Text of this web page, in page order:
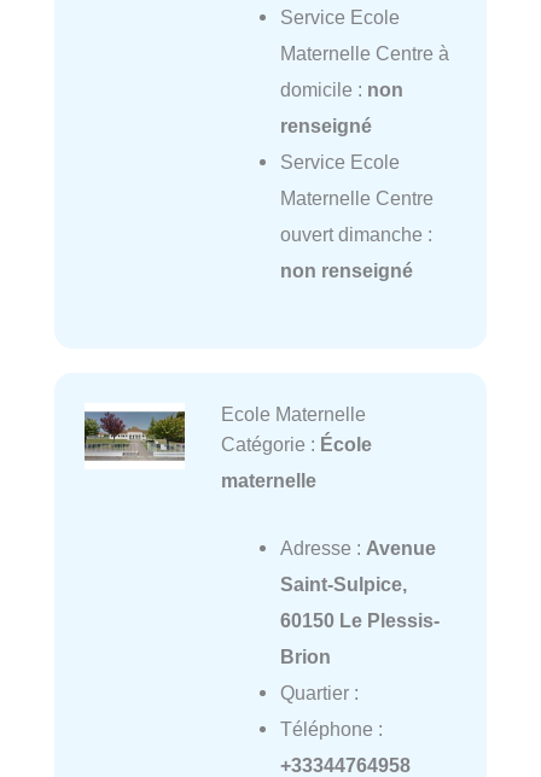
Service Ecole
Maternelle Centre à
domicile : non
renseigné
Service Ecole
Maternelle Centre
ouvert dimanche :
non renseigné
Ecole Maternelle
Catégorie : École
maternelle
Adresse : Avenue
Saint-Sulpice,
60150 Le Plessis-
Brion
Quartier :
Téléphone :
+33344764958